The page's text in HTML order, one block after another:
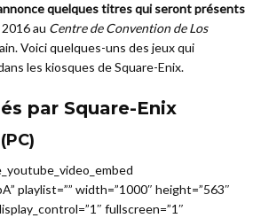
quelques titres qui seront présents
au Centre de Convention de Los
Voici quelques-uns des jeux qui
les kiosques de Square-Enix.
par Square-Enix
(PC)
playlist=”” width=”1000″ height=”563″
fullscreen=”1″